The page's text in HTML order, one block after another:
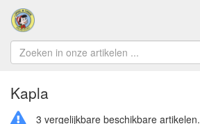
Kapla
3 vergelijkbare beschikbare artikelen.